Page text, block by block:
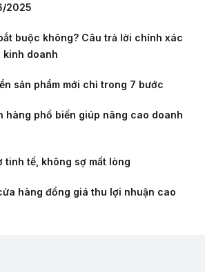
2025
buộc không? Câu trả lời chính xác
kinh doanh
sản phẩm mới chỉ trong 7 bước
hàng phổ biến giúp nâng cao doanh
tinh tế, không sợ mất lòng
hàng đồng giá thu lợi nhuận cao